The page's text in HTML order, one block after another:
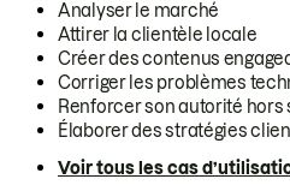
Analyser le marché
Attirer la clientèle locale
Créer des contenus
Corriger les problèmes
Renforcer son autorité hors
Élaborer des stratégies
Voir tous les cas